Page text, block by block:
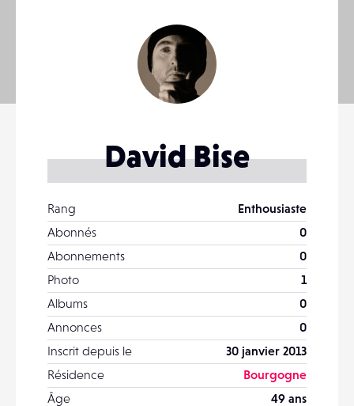
David Bise
Rang
Enthousiaste
Abonnés
0
Abonnements
0
Photo
1
Albums
0
Annonces
0
Inscrit depuis le
30 janvier 2013
Résidence
Bourgogne
Âge
49 ans